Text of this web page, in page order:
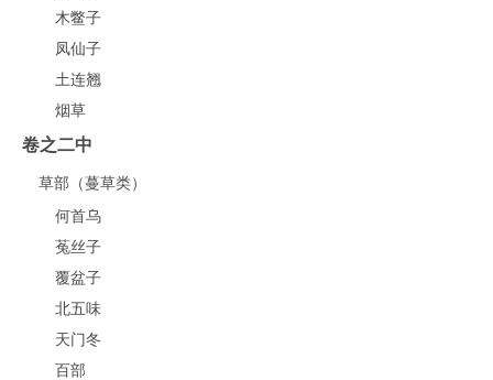
木鳖子
凤仙子
土连翘
烟草
卷之二中
草部（蔓草类）
何首乌
菟丝子
覆盆子
北五味
天门冬
百部